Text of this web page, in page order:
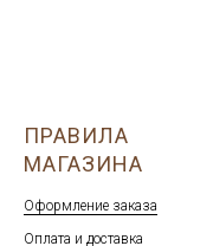
ПРАВИЛА
МАГАЗИНА
Оформление заказа
Оплата и доставка